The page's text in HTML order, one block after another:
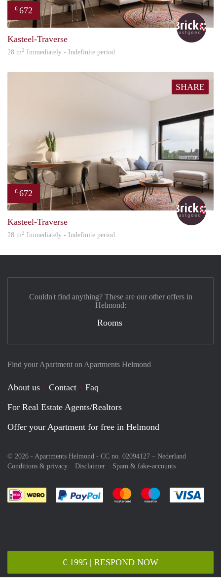
€ 1995 | RESPOND NOW
€ 672
Brick
Kasteel-Traverse
28 m2 Immediately - Indefinite period
SHARE
€ 672
Brick
Kasteel-Traverse
28 m2 Immediately - Indefinite period
Find your Apartment on Apartments Helmond
About us Contact
Faq
For Real Estate Agents/Realtors
Offer your Apartment for free in Helmond
© 2026 - Apartments Helmond - CC no. 02094127 – Nederland
Conditions & privacy
Disclaimer Spam & fake-accounts
Pay easily with :payment method
Pay easily with :payment
Pay easily with
Couldn't find anything? These are our other offers in
Helmond:
Rooms